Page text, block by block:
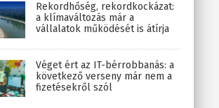
Rekordhőség, rekordkockázat:
a klímaváltozás már a
vállalatok működését is átírja
Véget ért az IT-bérrobbanás: a
következő verseny már nem a
fizetésekről szól